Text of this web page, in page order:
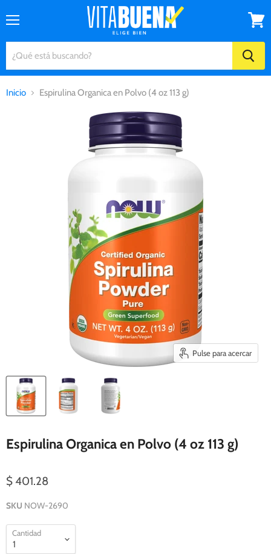
carrito
Inicio Espirulina Organica en Polvo (4 oz 113 g)
Pulse para acercar
Espirulina Organica en Polvo (4 oz 113 g)
$ 401.28
SKU NOW-2690
Cantidad